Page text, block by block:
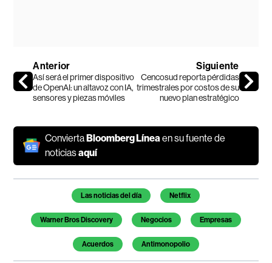
Anterior
Así será el primer dispositivo
de OpenAI: un altavoz con IA,
sensores y piezas móviles
Siguiente
Cencosud reporta pérdidas
trimestrales por costos de su
nuevo plan estratégico
ConviertaBloomberg Líneaen su fuente de
noticiasaquí
Temas de este artículo
Las noticias del día Netflix
Warner Bros Discovery Negocios Empresas
Acuerdos Antimonopolio